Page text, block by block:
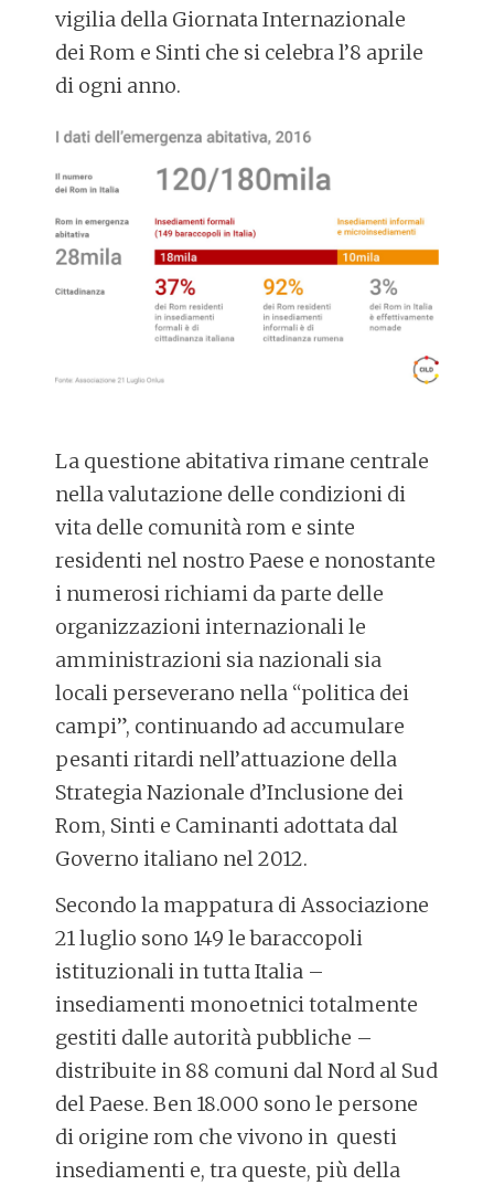
vigilia della Giornata Internazionale
dei Rom e Sinti che si celebra l’8 aprile
di ogni anno.
La questione abitativa rimane centrale
nella valutazione delle condizioni di
vita delle comunità rom e sinte
residenti nel nostro Paese e nonostante
i numerosi richiami da parte delle
organizzazioni internazionali le
amministrazioni sia nazionali sia
locali perseverano nella “politica dei
campi”, continuando ad accumulare
pesanti ritardi nell’attuazione della
Strategia Nazionale d’Inclusione dei
Rom, Sinti e Caminanti adottata dal
Governo italiano nel 2012.
Secondo la mappatura di Associazione
21 luglio sono 149 le baraccopoli
istituzionali in tutta Italia –
insediamenti monoetnici totalmente
gestiti dalle autorità pubbliche –
distribuite in 88 comuni dal Nord al Sud
del Paese. Ben 18.000 sono le persone
di origine rom che vivono in questi
insediamenti e, tra queste, più della